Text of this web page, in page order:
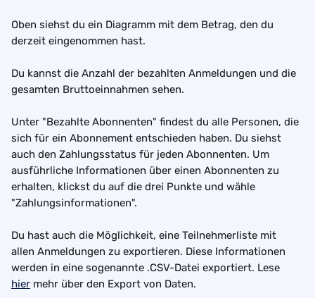
Oben siehst du ein Diagramm mit dem Betrag, den du
derzeit eingenommen hast.
Du kannst die Anzahl der bezahlten Anmeldungen und die
gesamten Bruttoeinnahmen sehen.
Unter "Bezahlte Abonnenten" findest du alle Personen, die
sich für ein Abonnement entschieden haben. Du siehst
auch den Zahlungsstatus für jeden Abonnenten. Um
ausführliche Informationen über einen Abonnenten zu
erhalten, klickst du auf die drei Punkte und wähle
"Zahlungsinformationen".
Du hast auch die Möglichkeit, eine Teilnehmerliste mit
allen Anmeldungen zu exportieren. Diese Informationen
werden in eine sogenannte .CSV-Datei exportiert. Lese
hier mehr über den Export von Daten.